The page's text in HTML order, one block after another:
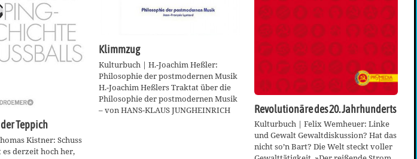
Teppich
Kistner: Schuss
derzeit hoch her,
Klimmzug
Kulturbuch | H.-Joachim Heßler:
Philosophie der postmodernen Musik
H.-Joachim Heßlers Traktat über die
Philosophie der postmodernen Musik
– von HANS-KLAUS JUNGHEINRICH
Revolutionäre des 20. Jahrhunderts
Kulturbuch | Felix Wemheuer: Linke
und Gewalt Gewaltdiskussion? Hat das
nicht so’n Bart? Die Welt steckt voller